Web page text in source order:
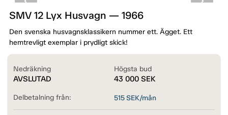
SMV 12 Lyx Husvagn — 1966
Den svenska husvagnsklassikern nummer ett. Ägget. Ett
hemtrevligt exemplar i prydligt skick!
Nedräkning
AVSLUTAD
Högsta bud
43 000 SEK
Delbetalning från: 515SEK/mån